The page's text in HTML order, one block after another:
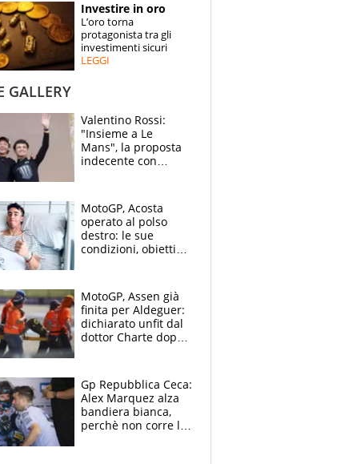
ESPERTI
CONTATTI
Investire in oro
L’oro torna
protagonista tra gli
investimenti sicuri
LEGGI
GALLERY
Valentino Rossi:
"Insieme a Le
Mans", la proposta
indecente con
Goodwood
MotoGP, Acosta
operato al polso
destro: le sue
condizioni, obiettivo
MotoGP, Assen già
finita per Aldeguer:
dichiarato unfit dal
dottor Charte dopo
Gp Repubblica Ceca:
Alex Marquez alza
bandiera bianca,
perchè non corre la